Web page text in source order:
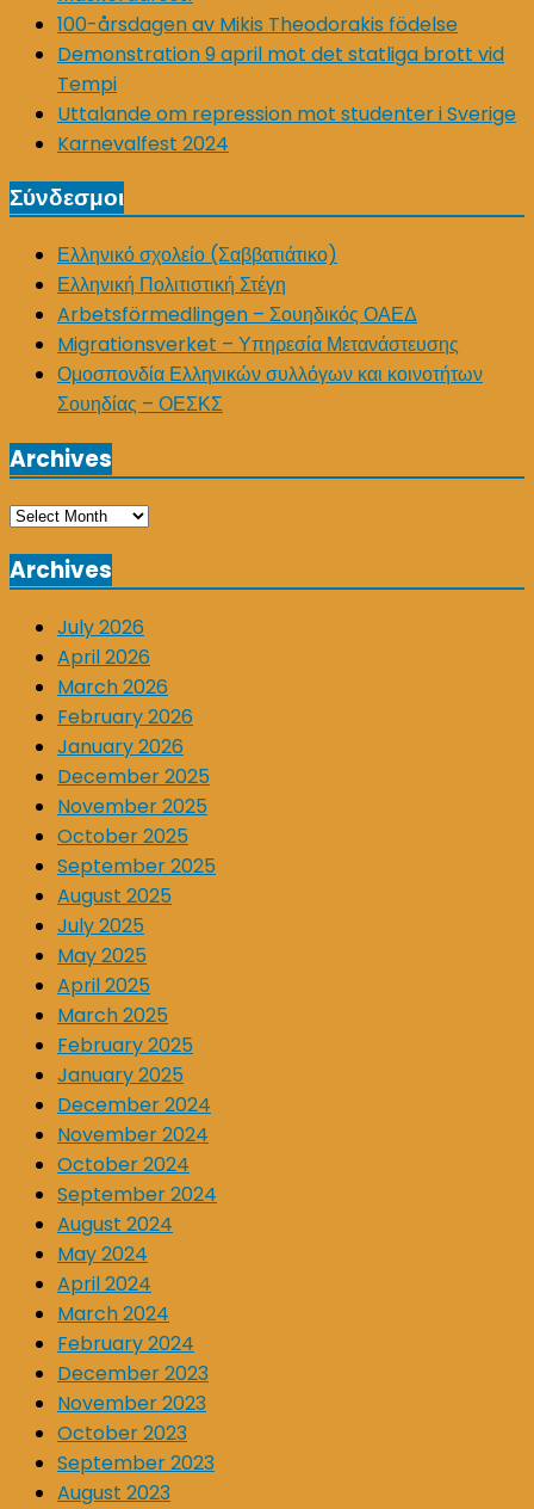
100-årsdagen av Mikis Theodorakis födelse
Demonstration 9 april mot det statliga brott vid
Tempi
Uttalande om repression mot studenter i Sverige
Karnevalfest 2024
Σύνδεσμοι
Ελληνικό σχολείο (Σαββατιάτικο)
Ελληνική Πολιτιστική Στέγη
Arbetsförmedlingen – Σουηδικός ΟΑΕΔ
Migrationsverket – Υπηρεσία Μετανάστευσης
Ομοσπονδία Ελληνικών συλλόγων και κοινοτήτων
Σουηδίας – ΟΕΣΚΣ
Archives
Archives
Archives
July 2026
April 2026
March 2026
February 2026
January 2026
December 2025
November 2025
October 2025
September 2025
August 2025
July 2025
May 2025
April 2025
March 2025
February 2025
January 2025
December 2024
November 2024
October 2024
September 2024
August 2024
May 2024
April 2024
March 2024
February 2024
December 2023
November 2023
October 2023
September 2023
August 2023